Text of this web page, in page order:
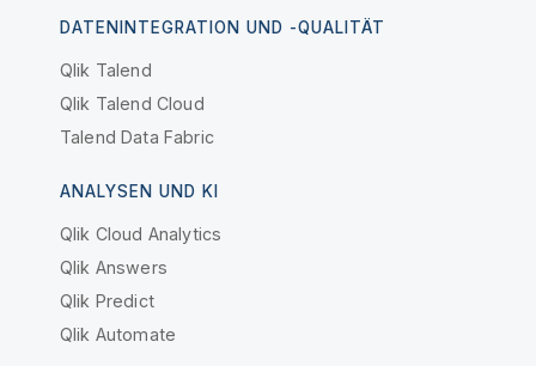
DATENINTEGRATION UND -QUALITÄT
Qlik Talend
Qlik Talend Cloud
Talend Data Fabric
ANALYSEN UND KI
Qlik Cloud Analytics
Qlik Answers
Qlik Predict
Qlik Automate